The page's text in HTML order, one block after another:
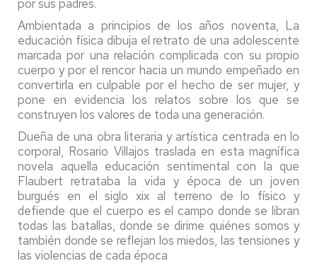
por sus padres.
Ambientada a principios de los años noventa, La
educación física dibuja el retrato de una adolescente
marcada por una relación complicada con su propio
cuerpo y por el rencor hacia un mundo empeñado en
convertirla en culpable por el hecho de ser mujer, y
pone en evidencia los relatos sobre los que se
construyen los valores de toda una generación.
Dueña de una obra literaria y artística centrada en lo
corporal, Rosario Villajos traslada en esta magnífica
novela aquella educación sentimental con la que
Flaubert retrataba la vida y época de un joven
burgués en el siglo xix al terreno de lo físico y
defiende que el cuerpo es el campo donde se libran
todas las batallas, donde se dirime quiénes somos y
también donde se reflejan los miedos, las tensiones y
las violencias de cada época